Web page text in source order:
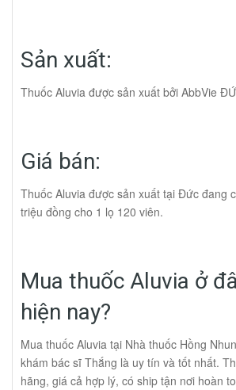
Sản xuất:
Thuốc Aluvia được sản xuất bởi AbbVie
Giá bán:
Thuốc Aluvia được sản xuất tại Đức đang
triệu đồng cho 1 lọ 120 viên.
Mua thuốc Aluvia ở
hiện nay?
Mua thuốc Aluvia tại Nhà thuốc Hồng
khám bác sĩ Thắng là uy tín và tốt nhất.
hãng, giá cả hợp lý, có ship tận nơi hoàn